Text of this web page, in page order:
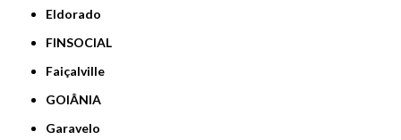
Eldorado
FINSOCIAL
Faiçalville
GOIÂNIA
Garavelo